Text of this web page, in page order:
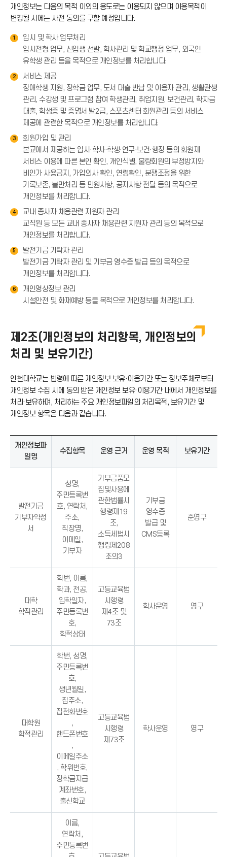
개인정보는 다음의 목적 이외의 용도로는 이용되지 않으며 이용목적이
변경될 시에는 사전 동의를 구할 예정입니다.
1
입시 및 학사 업무처리
입시전형 업무, 신입생 선발, 학사관리 및 학교행정 업무, 외국인
유학생 관리 등을 목적으로 개인정보를 처리합니다.
2
서비스 제공
장애학생 지원, 장학금 업무, 도서 대출 반납 및 이용자 관리, 생활관생
관리, 수강생 및 프로그램 참여 학생관리, 취업지원, 보건관리, 학자금
대출, 학생증 및 증명서 발2급, 스포츠센터 회원관리 등의 서비스
제공에 관련한 목적으로 개인정보를 처리합니다.
3
회원가입 및 관리
본교에서 제공하는 입시·학사·학생·연구·보건·행정 등의 회원제
서비스 이용에 따른 본인 확인, 개인식별, 불량회원의 부정방지와
비인가 사용금지, 가입의사 확인, 연령확인, 분쟁조정을 위한
기록보존, 불만처리 등 민원사항, 공지사항 전달 등의 목적으로
개인정보를 처리합니다.
4
교내 종사자 채용관련 지원자 관리
교직원 등 모든 교내 종사자 채용관련 지원자 관리 등의 목적으로
개인정보를 처리합니다.
5
발전기금 기탁자 관리
발전기금 기탁자 관리 및 기부금 영수증 발급 등의 목적으로
개인정보를 처리합니다.
6
개인영상정보 관리
시설안전 및 화재예방 등을 목적으로 개인정보를 처리합니다.
제2조(개인정보의 처리항목, 개인정보의
처리 및 보유기간)
인천대학교는 법령에 따른 개인정보 보유·이용기간 또는 정보주체로부터
개인정보 수집 시에 동의 받은 개인정보 보유·이용기간 내에서 개인정보를
처리·보유하며, 처리하는 주요 개인정보파일의 처리목적, 보유기간 및
개인정보 항목은 다음과 같습니다.
개인정보파
일명
수집항목 운영 근거 운영 목적 보유기간
발전기금
기부자약정
서
성명,
주민등록번
호, 연락처,
주소,
직장명,
이메일,
기부자
기부금품모
집및사용에
관한법률시
행령제19
조,
소득세법시
행령제208
조의3
기부금
영수증
발급 및
CMS등록
준영구
대학
학적관리
학번, 이름,
학과, 전공,
입학일자,
주민등록번
호,
학적상태
고등교육법
시행령
제4조 및
73조
학사운영 영구
대학원
학적관리
학번, 성명,
주민등록번
호,
생년월일,
집주소,
집전화번호
,
핸드폰번호
,
이메일주소
, 학위번호,
장학금지급
계좌번호,
출신학교
고등교육법
시행령
제73조
학사운영 영구
이름,
연락처,
주민등록번